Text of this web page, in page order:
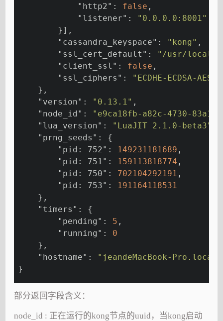
"http2" : false ,
"listener" :
"0.0.0.0:8001"
        }],
"cassandra_keyspace" : "kong" ,
"ssl_cert_default" :
"/usr/local/
"client_ssl" : false ,
"ssl_ciphers" :
"ECDHE-ECDSA-
    },
"version" : "0.13.1" ,
"node_id" :
"e9ca18fb-a82c-4730-83a1-
"lua_version" : "LuaJIT 2.1.0-beta3"
"prng_seeds" : {
"pid: 752" : 149231181689 ,
"pid: 751" : 159113818774 ,
"pid: 750" : 702104292191 ,
"pid: 753" :
191164118531
    },
"timers" : {
"pending" : 5 ,
"running" : 0
    },
"hostname" :
"jeandeMacBook-Pro.local"
}
部分返回字段含义：
node_id : 正在运行的kong节点的uuid，当kong启动